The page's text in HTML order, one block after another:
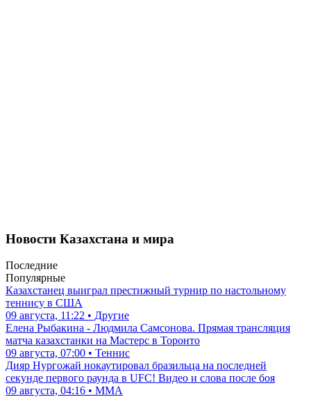
Новости Казахстана и мира
Последние
Популярные
Казахстанец выиграл престижный турнир по настольному
теннису в США
09 августа, 11:22 • Другие
Елена Рыбакина - Людмила Самсонова. Прямая трансляция
матча казахстанки на Мастерс в Торонто
09 августа, 07:00 • Теннис
Дияр Нургожай нокаутировал бразильца на последней
секунде первого раунда в UFC! Видео и слова после боя
09 августа, 04:16 • ММА